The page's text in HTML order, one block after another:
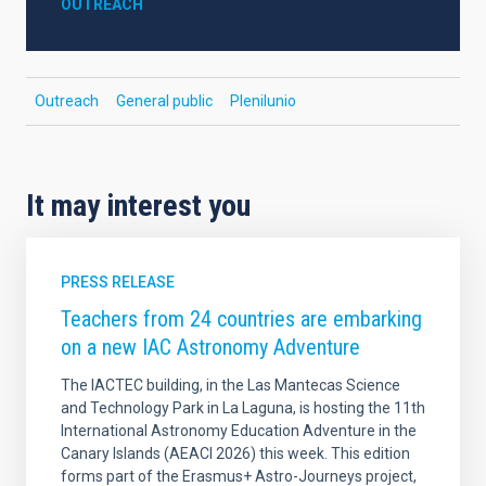
OUTREACH
Outreach General public Plenilunio
It may interest you
PRESS RELEASE
Teachers from 24 countries are embarking
on a new IAC Astronomy Adventure
The IACTEC building, in the Las Mantecas Science
and Technology Park in La Laguna, is hosting the 11th
International Astronomy Education Adventure in the
Canary Islands (AEACI 2026) this week. This edition
forms part of the Erasmus+ Astro-Journeys project,